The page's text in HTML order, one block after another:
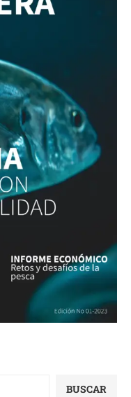
BUSCAR